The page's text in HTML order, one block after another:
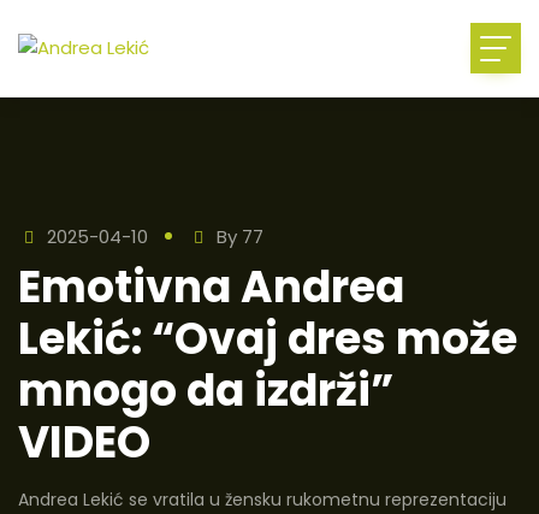
2025-04-10 By 77
Emotivna Andrea
Lekić: “Ovaj dres može
mnogo da izdrži”
VIDEO
Andrea Lekić se vratila u žensku rukometnu reprezentaciju